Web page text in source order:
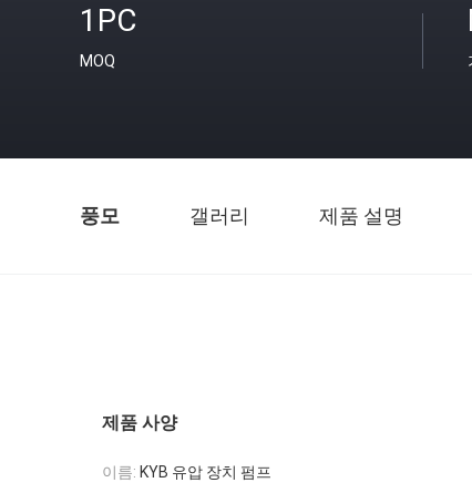
1PC
MOQ
풍모 갤러리 제품 설명
제품 사양
이름: KYB 유압 장치 펌프